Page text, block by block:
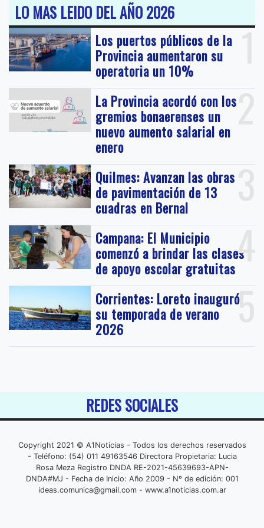
LO MAS LEIDO DEL AÑO 2026
1
Los puertos públicos de la
Provincia aumentaron su
operatoria un 10%
2
La Provincia acordó con los
gremios bonaerenses un
nuevo aumento salarial en
enero
3
Quilmes: Avanzan las obras
de pavimentación de 13
cuadras en Bernal
4
Campana: El Municipio
comenzó a brindar las clases
de apoyo escolar gratuitas
5
Corrientes: Loreto inauguró
su temporada de verano
2026
REDES SOCIALES
Copyright 2021 © A1Noticias - Todos los derechos reservados
- Teléfono: (54) 011 49163546 Directora Propietaria: Lucia
Rosa Meza Registro DNDA RE-2021-45639693-APN-
DNDA#MJ - Fecha de Inicio: Año 2009 - Nº de edición: 001
ideas.comunica@gmail.com- www.a1noticias.com.ar